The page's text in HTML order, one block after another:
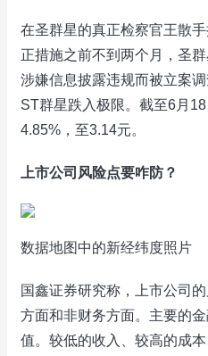
在圣群星的真正检察官王散
正措施之前不到两个月，圣
涉嫌信息披露违规而被立案
ST群星跌入极限。截至6月
4.85%，至3.14元。
上市公司风险点要咋防？
数据地图中的新经纬度照片
国鑫证券研究称，上市公司
方面和非财务方面。主要的
值。较低的收入、较高的成